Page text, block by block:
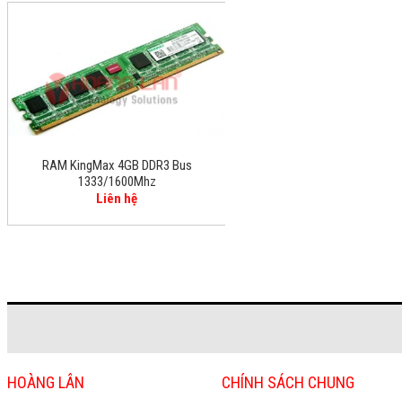
RAM KingMax 4GB DDR3 Bus
1333/1600Mhz
Liên hệ
HOÀNG LÂN CHÍNH SÁCH CHUNG